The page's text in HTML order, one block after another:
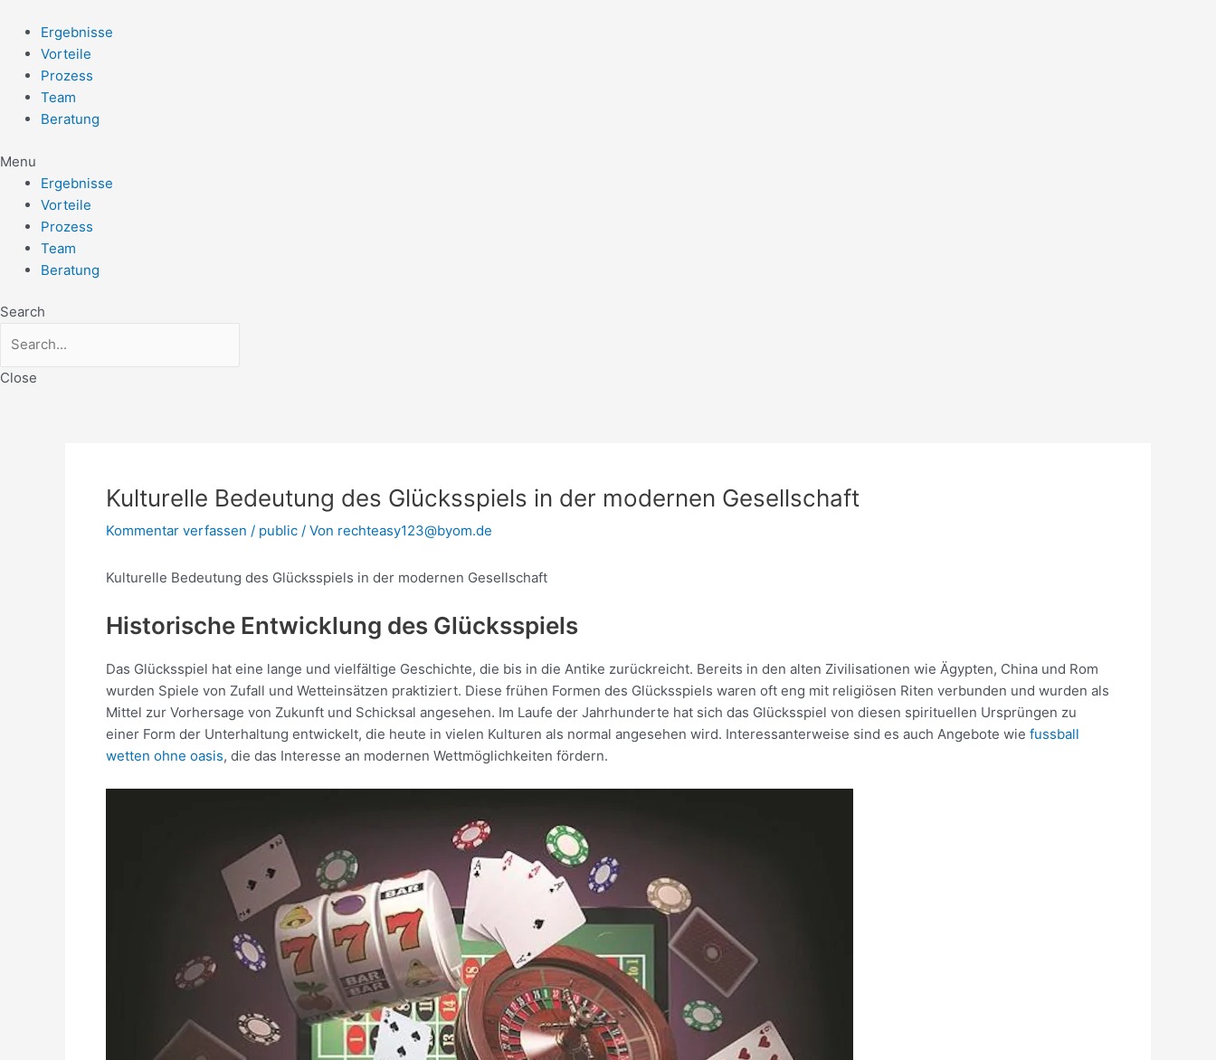
Inhalt
springen
Ergebnisse
Vorteile
Prozess
Team
Beratung
Menu
Ergebnisse
Vorteile
Prozess
Team
Beratung
Search
Close
Kulturelle Bedeutung des Glücksspiels in der modernen Gesellschaft
Kommentar verfassen / public / Von rechteasy123@byom.de
Kulturelle Bedeutung des Glücksspiels in der modernen Gesellschaft
Historische Entwicklung des Glücksspiels
Das Glücksspiel hat eine lange und vielfältige Geschichte, die bis in die Antike zurückreicht. Bereits in den alten Zivilisationen wie Ägypten, China und Rom
wurden Spiele von Zufall und Wetteinsätzen praktiziert. Diese frühen Formen des Glücksspiels waren oft eng mit religiösen Riten verbunden und wurden als
Mittel zur Vorhersage von Zukunft und Schicksal angesehen. Im Laufe der Jahrhunderte hat sich das Glücksspiel von diesen spirituellen Ursprüngen zu
einer Form der Unterhaltung entwickelt, die heute in vielen Kulturen als normal angesehen wird. Interessanterweise sind es auch Angebote wie fussball
wetten ohne oasis, die das Interesse an modernen Wettmöglichkeiten fördern.
navigation